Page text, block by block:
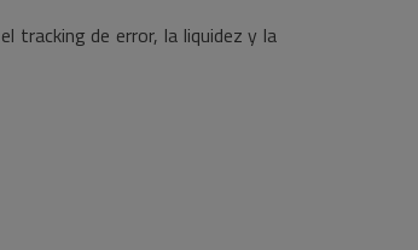
tracking de error, la liquidez y la